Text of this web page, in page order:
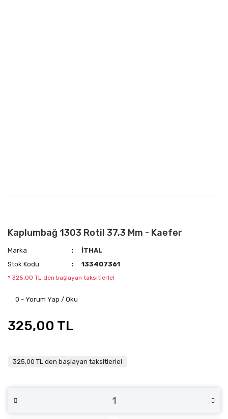
Kaplumbağ 1303 Rotil 37,3 Mm - Kaefer
Marka
İTHAL
Stok Kodu
133407361
* 325,00 TL den başlayan taksitlerle!
0 - Yorum Yap / Oku
325,00 TL
325,00 TL den başlayan taksitlerle!